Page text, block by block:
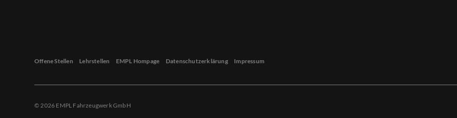
Offene Stellen Lehrstellen EMPL Hompage Datenschutzerklärung Impressum
© 2026 EMPL Fahrzeugwerk GmbH